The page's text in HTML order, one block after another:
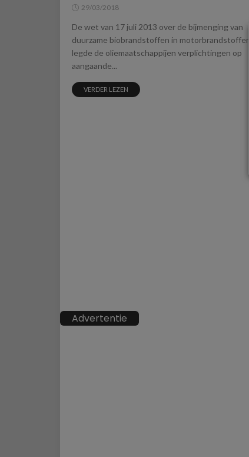
29/03/2018
De wet van 17 juli 2013 over de bijmenging van
duurzame biobrandstoffen in motorbrandstoffen,
legde de oliemaatschappijen verplichtingen op
aangaande...
VERDER LEZEN
Advertentie